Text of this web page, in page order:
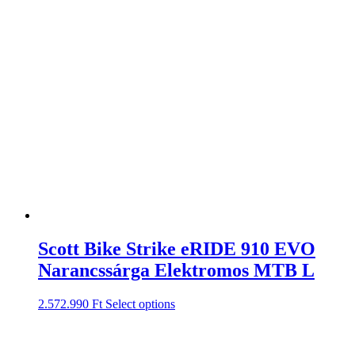
Scott Bike Strike eRIDE 910 EVO
Narancssárga Elektromos MTB L
2.572.990 Ft Select options